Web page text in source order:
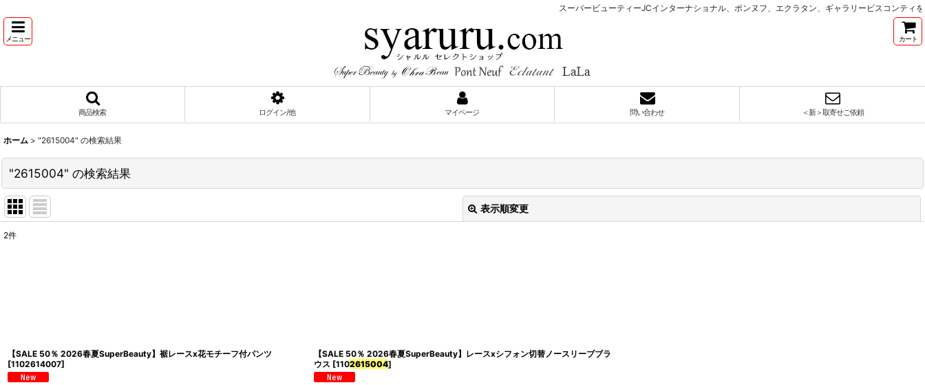
スーパービューティーJCインターナショナル、ポンヌフ、エクラタン、ギャラリービスコンティを
メニュー カート
商品検索 ログイン/他 マイページ 問い合わせ ＜新＞取寄せご依頼
ホーム > "2615004" の検索結果
"2615004" の検索結果
表示順変更
絞り込む
2件
【SALE 50％ 2026春夏SuperBeauty】裾レースx花モチーフ付パンツ
[1102614007]
【SALE 50％ 2026春夏SuperBeauty】レースxシフォン切替ノースリーブブラ
ウス [1102615004]